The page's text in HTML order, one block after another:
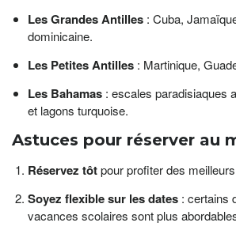
Les Grandes Antilles : Cuba,
dominicaine.
Les Petites Antilles : Martinique,
Les Bahamas : escales paradisiaques
et lagons turquoise.
Astuces pour réserver au
Réservez tôtpour profiter des
Soyez flexible sur les dates : certains
vacances scolaires sont plus